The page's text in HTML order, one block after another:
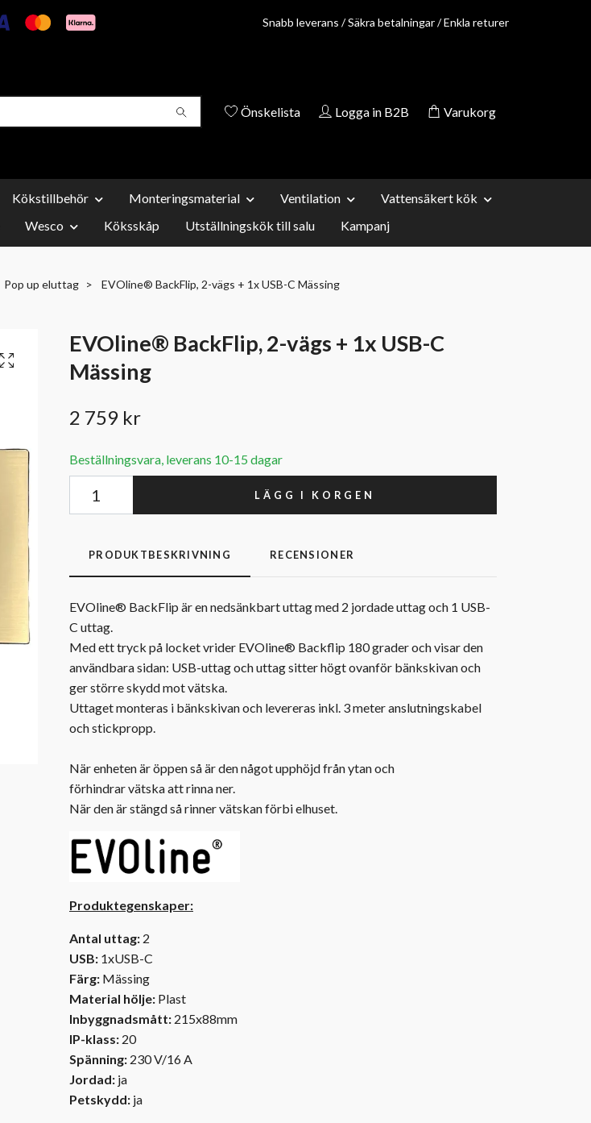
Snabb leverans / Säkra betalningar / Enkla returer
Önskelista Logga in B2B Varukorg
Kökstillbehör Monteringsmaterial Ventilation
Vattensäkert kök
Wesco Köksskåp Utställningskök till salu Kampanj
Pop up eluttag EVOline® BackFlip, 2-vägs + 1x USB-C Mässing
EVOline® BackFlip, 2-vägs + 1x USB-C
Mässing
2 759 kr
Beställningsvara, leverans 10-15 dagar
LÄGG I KORGEN
PRODUKTBESKRIVNING RECENSIONER
EVOline® BackFlip är en nedsänkbart uttag med 2 jordade uttag och 1 USB-
C uttag.
Med ett tryck på locket vrider EVOline® Backflip 180 grader och visar den
användbara sidan: USB-uttag och uttag sitter högt ovanför bänkskivan och
ger större skydd mot vätska.
Uttaget monteras i bänkskivan och levereras inkl. 3 meter anslutningskabel
och stickpropp.
När enheten är öppen så är den något upphöjd från ytan och
förhindrar vätska att rinna ner.
När den är stängd så rinner vätskan förbi elhuset.
Produktegenskaper:
Antal uttag: 2
USB: 1xUSB-C
Färg: Mässing
Material hölje: Plast
Inbyggnadsmått: 215x88mm
IP-klass: 20
Spänning: 230 V/16 A
Jordad: ja
Petskydd: ja